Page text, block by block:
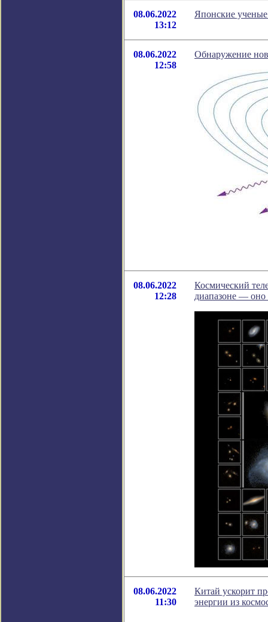
08.06.2022
13:12
Японские
08.06.2022
12:58
Обнаружение
08.06.2022
12:28
Космический
диапазоне — оно
08.06.2022
11:30
Китай ускорит
энергии из